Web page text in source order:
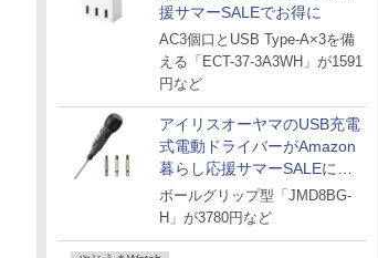
援サマーSALEでお得に
AC3個口とUSB Type-A×3を備
える「ECT-37-3A3WH」が1591
円など
アイリスオーヤマのUSB充電
式電動ドライバーがAmazon
暮らし応援サマーSALEに登
場
ボールグリップ型「JMD8BG-
H」が3780円など